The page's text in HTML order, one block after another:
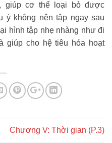
giúp cơ thể loại bỏ được
ý không nên tập ngay sau
hình tập nhẹ nhàng như đi
giúp cho hệ tiêu hóa hoạt
Chương V: Thời gian (P.3)